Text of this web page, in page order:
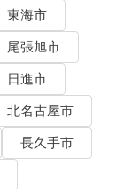
東海市
尾張旭市
日進市
北名古屋市
長久手市